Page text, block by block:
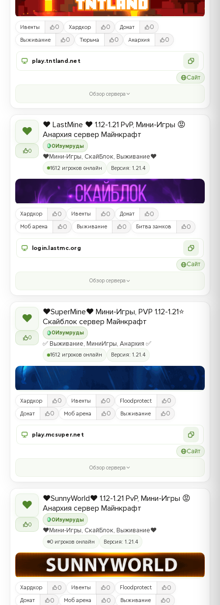
Ивенты 0 Хардкор 0 Донат 0
Выживание 0 Тюрьма 0 Анархия 0
play.tntland.net
Сайт
Обзор сервера
❤
0
0Изумруды
❤️ LastMine ❤️ 1.12-1.21 PvP, Мини-Игры 😡
Анархия сервер Майнкрафт
❤️Мини-Игры, СкайБлок, Выживание❤️
1612 игроков онлайн Версия: 1.21.4
Хардкор 0 Ивенты 0 Донат 0
Моб арена 0 Выживание 0 Битва замков 0
login.lastmc.org
Сайт
Обзор сервера
❤
0
0 Изумруды
❤️SuperMine❤️ Мини-Игры, PVP 1.12-1.21⭐
Скайблок сервер Майнкрафт
✅ Выживание, МиниИгры, Анархия ✅
1612 игроков онлайн Версия: 1.21.4
Хардкор 0 Ивенты 0 Floodprotect 0
Донат 0 Моб арена 0 Выживание 0
play.mcsuper.net
Сайт
Обзор сервера
❤
0
0Изумруды
❤️SunnyWorld❤️ 1.12-1.21 PvP, Мини-Игры 😡
Анархия сервер Майнкрафт
❤️Мини-Игры, СкайБлок, Выживание❤️
0 игроков онлайн Версия: 1.21.4
Хардкор 0 Ивенты 0 Floodprotect 0
Донат 0 Моб арена 0 Выживание 0